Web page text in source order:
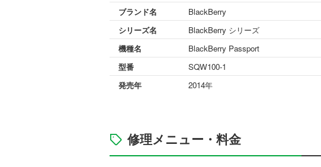
ブランド名
BlackBerry
シリーズ名
BlackBerry シリーズ
機種名
BlackBerry Passport
型番
SQW100-1
発売年
2014年
修理メニュー・料金